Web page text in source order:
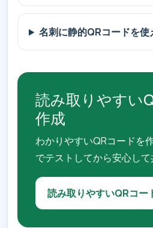
名刺に静的QRコードを使
読み取りやすい
作成
わかりやすいQRコードを
でテストしてから安心して
読み取りやすいQRコー